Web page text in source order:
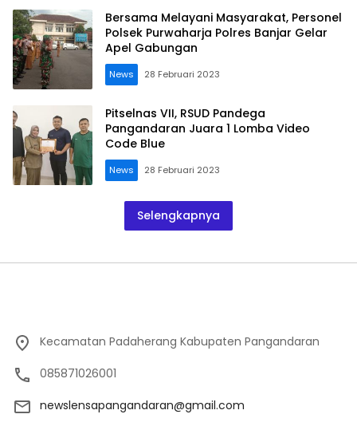
Bersama Melayani Masyarakat, Personel
Polsek Purwaharja Polres Banjar Gelar
Apel Gabungan
News 28 Februari 2023
Pitselnas VII, RSUD Pandega
Pangandaran Juara 1 Lomba Video
Code Blue
News 28 Februari 2023
Selengkapnya
Kecamatan Padaherang Kabupaten Pangandaran
085871026001
newslensapangandaran@gmail.com